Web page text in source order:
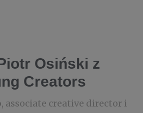
Osiński z
Creators
associate creative director i